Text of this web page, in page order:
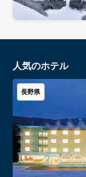
人気のホテル
長野県